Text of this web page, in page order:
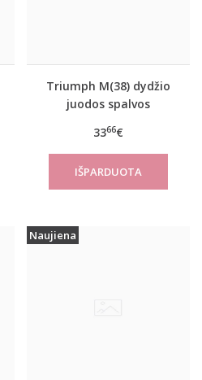
Triumph M(38) dydžio
juodos spalvos
marškinėliai women
move FLOW Tank Top
3366€
Naujiena